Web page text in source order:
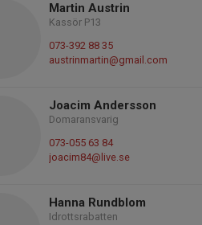
Martin Austrin
Kassör P13
073-392 88 35
austrinmartin@gmail.com
Joacim Andersson
Domaransvarig
073-055 63 84
joacim84@live.se
Hanna Rundblom
Idrottsrabatten